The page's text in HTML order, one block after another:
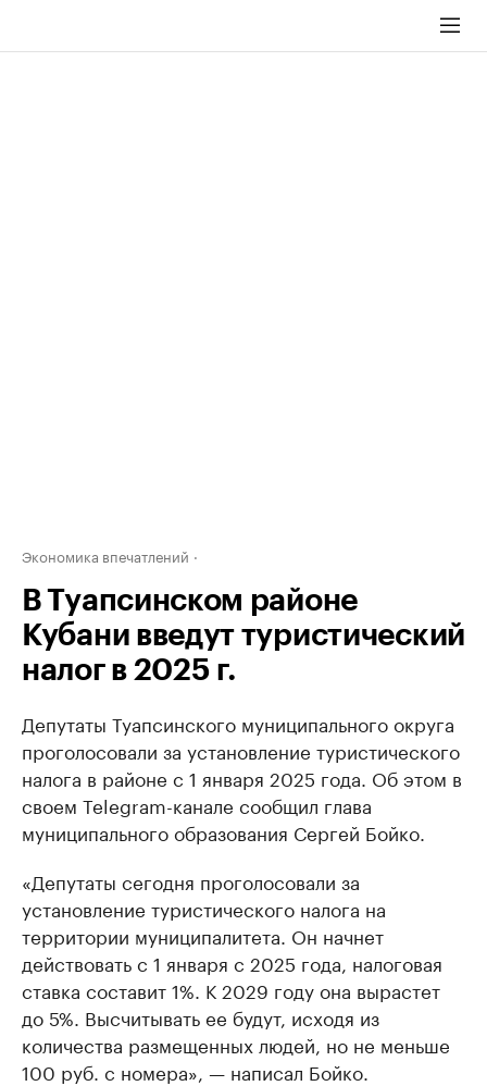
Экономика впечатлений
В Туапсинском районе
Кубани введут туристический
налог в 2025 г.
Депутаты Туапсинского муниципального округа
проголосовали за установление туристического
налога в районе с 1 января 2025 года. Об этом в
своем Telegram-канале сообщил глава
муниципального образования Сергей Бойко.
«Депутаты сегодня проголосовали за
установление туристического налога на
территории муниципалитета. Он начнет
действовать с 1 января с 2025 года, налоговая
ставка составит 1%. К 2029 году она вырастет
до 5%. Высчитывать ее будут, исходя из
количества размещенных людей, но не меньше
100 руб. с номера», — написал Бойко.